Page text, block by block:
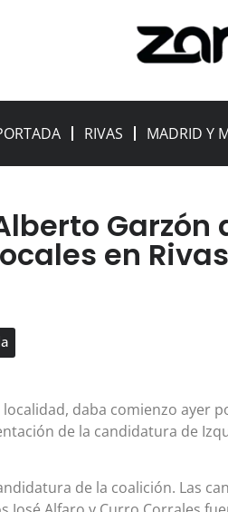
RIVAS MADRID Y
en Rivas
daba comienzo ayer
de la candidatura de
de la coalición. Las